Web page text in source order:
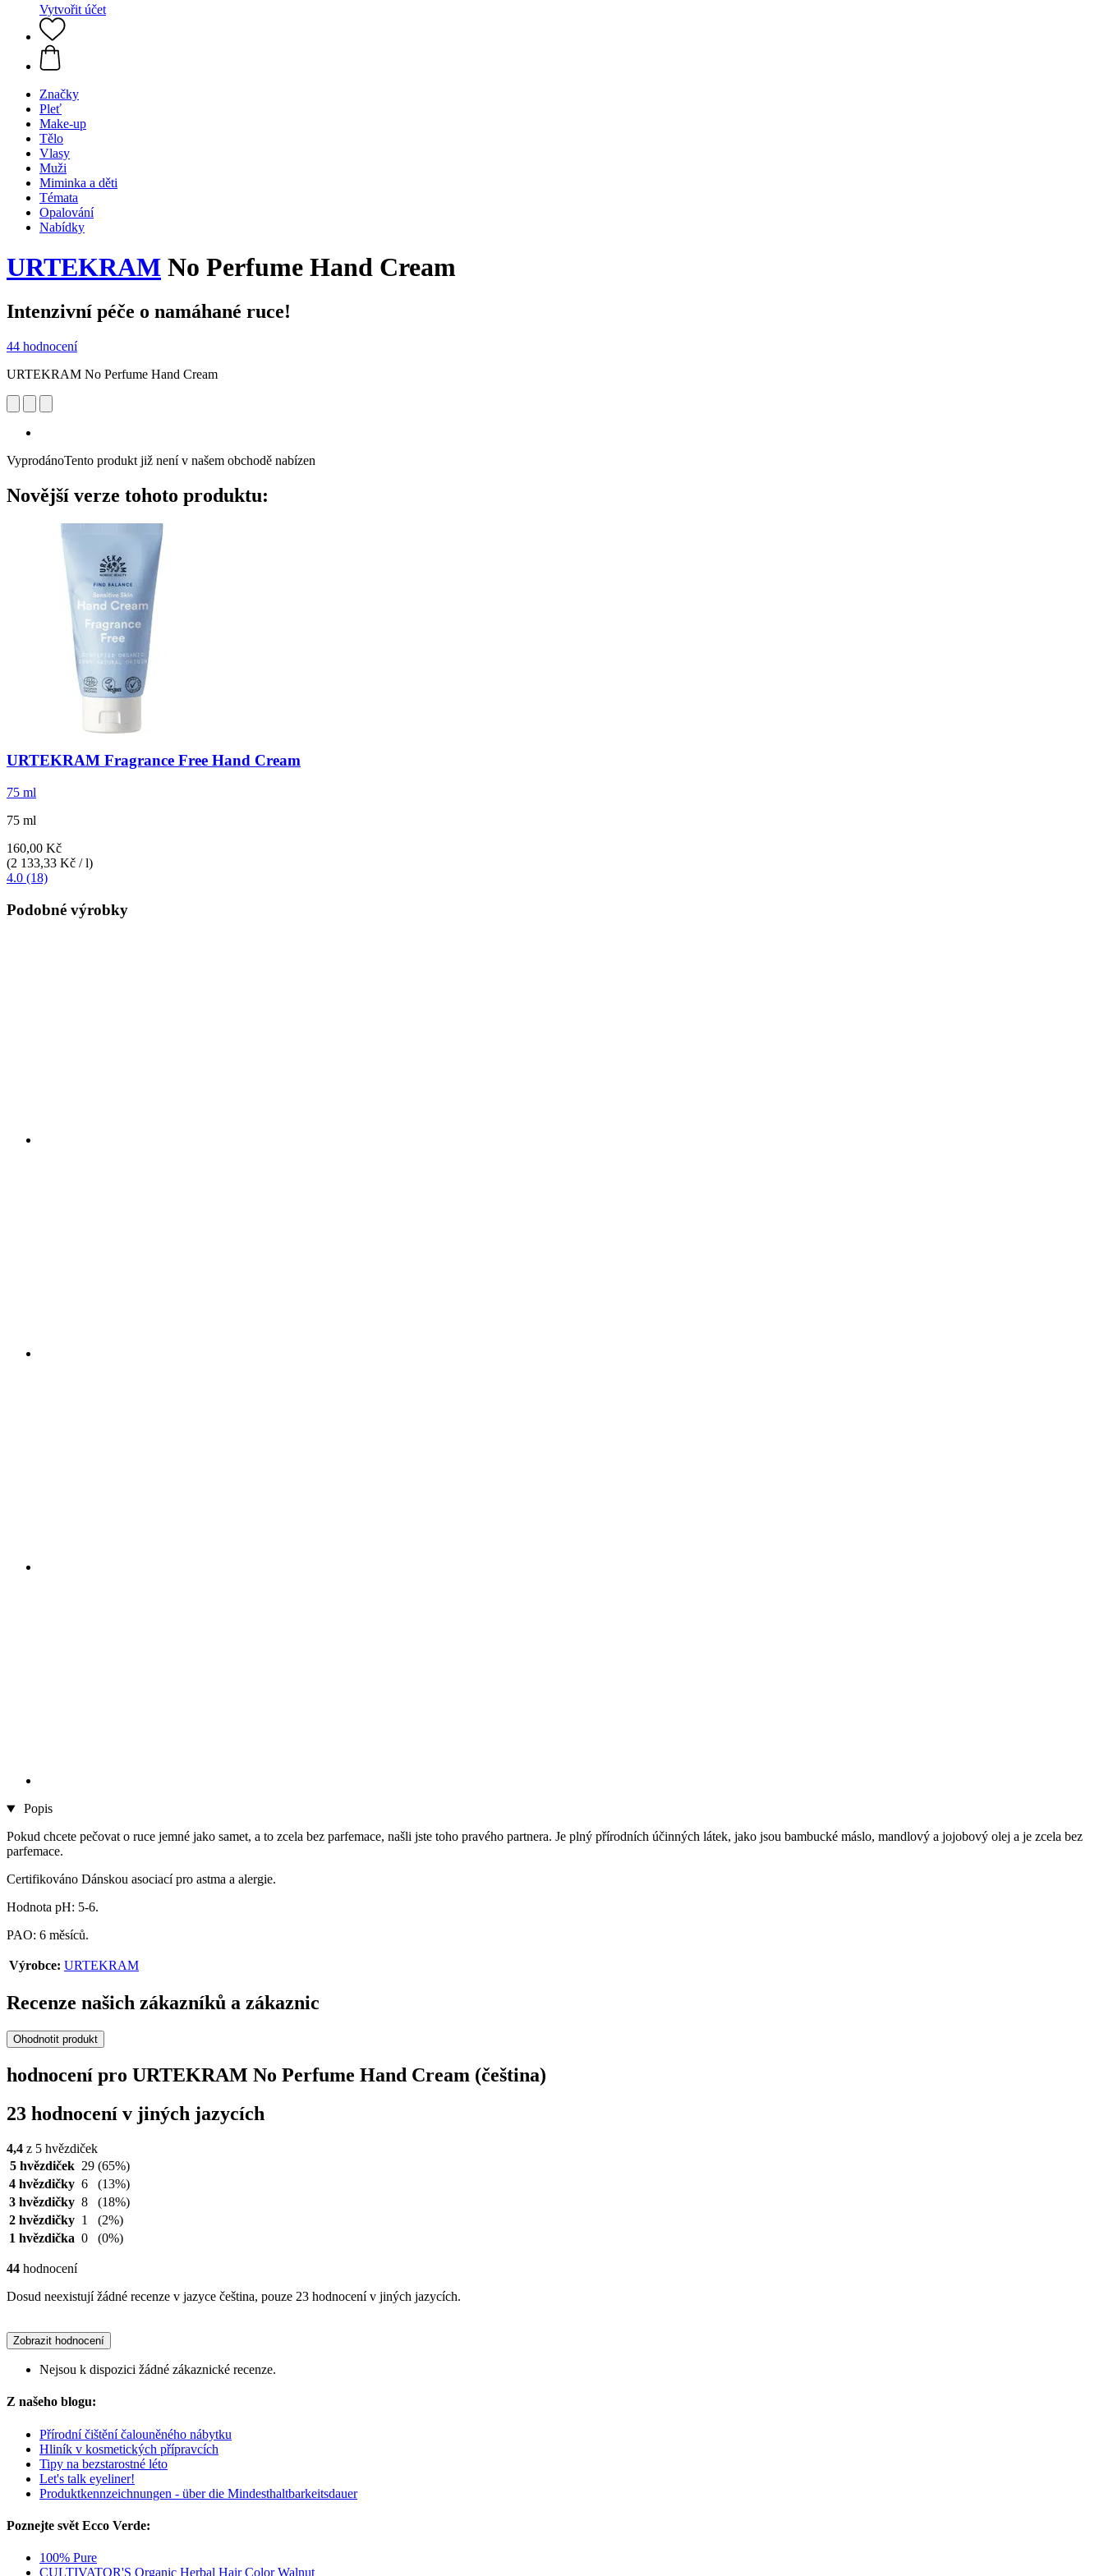
Vytvořit účet
Značky
Pleť
Make-up
Tělo
Vlasy
Muži
Miminka a děti
Témata
Opalování
Nabídky
URTEKRAM No Perfume Hand Cream
Intenzivní péče o namáhané ruce!
44 hodnocení
URTEKRAM No Perfume Hand Cream
VyprodánoTento produkt již není v našem obchodě nabízen
Novější verze tohoto produktu:
URTEKRAM Fragrance Free Hand Cream
75 ml
75 ml
160,00 Kč
(2 133,33 Kč / l)
4.0 (18)
Podobné výrobky
Popis
Pokud chcete pečovat o ruce jemné jako samet, a to zcela bez parfemace, našli jste toho pravého partnera. Je plný přírodních účinných látek, jako jsou bambucké máslo, mandlový a jojobový olej a je zcela bez
parfemace.
Certifikováno Dánskou asociací pro astma a alergie.
Hodnota pH: 5-6.
PAO: 6 měsíců.
Výrobce: URTEKRAM
Recenze našich zákazníků a zákaznic
Ohodnotit produkt
hodnocení pro URTEKRAM No Perfume Hand Cream (čeština)
23 hodnocení v jiných jazycích
4,4 z 5 hvězdiček
5 hvězdiček 29 (65%)
4 hvězdičky 6
(13%)
3 hvězdičky 8
(18%)
2 hvězdičky 1
(2%)
1 hvězdička 0 (0%)
44 hodnocení
Dosud neexistují žádné recenze v jazyce čeština, pouze 23 hodnocení v jiných jazycích.
Zobrazit hodnocení
Nejsou k dispozici žádné zákaznické recenze.
Z našeho blogu:
Přírodní čištění čalouněného nábytku
Hliník v kosmetických přípravcích
Tipy na bezstarostné léto
Let's talk eyeliner!
Produktkennzeichnungen - über die Mindesthaltbarkeitsdauer
Poznejte svět Ecco Verde:
100% Pure
CULTIVATOR'S Organic Herbal Hair Color Walnut